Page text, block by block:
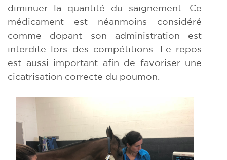
diminuer la quantité du saignement. Ce
médicament est néanmoins considéré
comme dopant son administration est
interdite lors des compétitions. Le repos
est aussi important afin de favoriser une
cicatrisation correcte du poumon.